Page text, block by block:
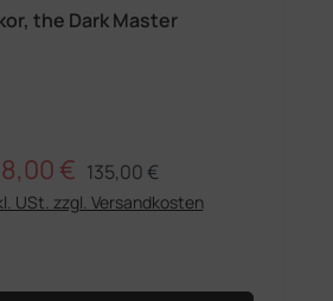
the Dark Master
€ Regulärer Preis:
135,00 €
USt. zzgl. Versandkosten
Gib den